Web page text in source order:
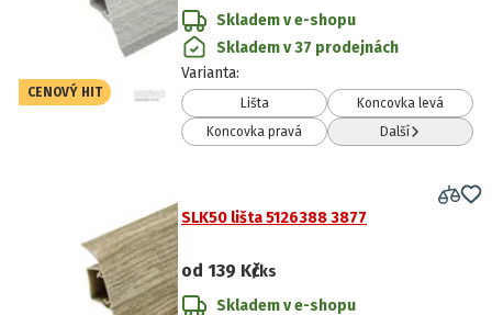
CENOVÝ HIT
Skladem v e-shopu
Skladem v 37 prodejnách
Varianta:
Lišta
Koncovka levá
Koncovka pravá
Další
SLK50 lišta 5126388 3877
od 139 Kč/ks
Skladem v e-shopu